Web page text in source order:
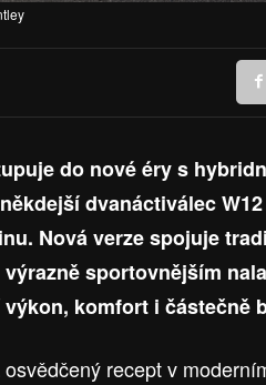
do nové éry s
dvanáctiválec
Nová verze spojuje
sportovnějším
komfort i částečně
recept v